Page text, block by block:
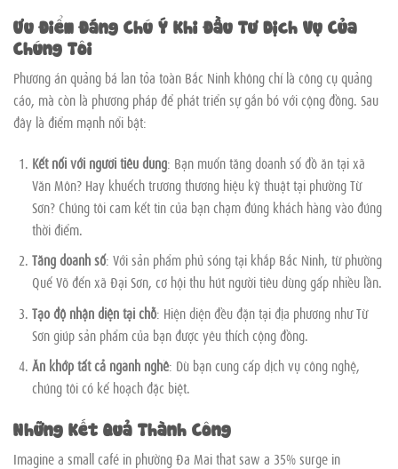
Ưu Điểm Đáng Chú Ý Khi Đầu Tư Dịch Vụ Của
Chúng Tôi
Phương án quảng bá lan tỏa toàn Bắc Ninh không chỉ là công cụ quảng
cáo, mà còn là phương pháp để phát triển sự gắn bó với cộng đồng. Sau
đây là điểm mạnh nổi bật:
Kết nối với người tiêu dùng: Bạn muốn tăng doanh số đồ ăn tại xã
Văn Môn? Hay khuếch trương thương hiệu kỹ thuật tại phường Từ
Sơn? Chúng tôi cam kết tin của bạn chạm đúng khách hàng vào đúng
thời điểm.
Tăng doanh số: Với sản phẩm phủ sóng tại khắp Bắc Ninh, từ phường
Quế Võ đến xã Đại Sơn, cơ hội thu hút người tiêu dùng gấp nhiều lần.
Tạo độ nhận diện tại chỗ: Hiện diện đều đặn tại địa phương như Từ
Sơn giúp sản phẩm của bạn được yêu thích cộng đồng.
Ăn khớp tất cả ngành nghề: Dù bạn cung cấp dịch vụ công nghệ,
chúng tôi có kế hoạch đặc biệt.
Những Kết Quả Thành Công
Imagine a small café in phường Đa Mai that saw a 35% surge in